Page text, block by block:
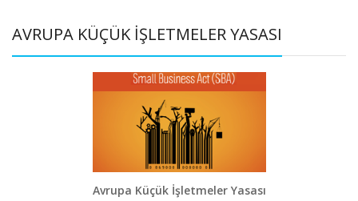
AVRUPA KÜÇÜK İŞLETMELER YASASI
Avrupa Küçük İşletmeler Yasası